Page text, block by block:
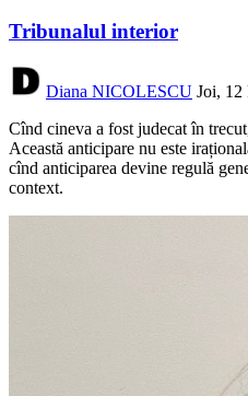
Tribunalul interior
Diana NICOLESCU Joi, 12
Cînd cineva a fost judecat în
Această anticipare nu este
cînd anticiparea devine regulă
context.